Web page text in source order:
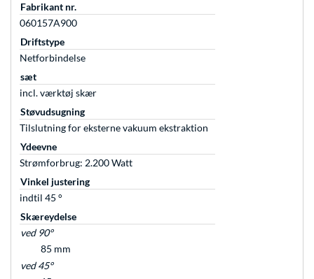
Fabrikant nr.
060157A900
Driftstype
Netforbindelse
sæt
incl. værktøj skær
Støvudsugning
Tilslutning for eksterne vakuum ekstraktion
Ydeevne
Strømforbrug: 2.200 Watt
Vinkel justering
indtil 45 °
Skæreydelse
ved 90°
85 mm
ved 45°